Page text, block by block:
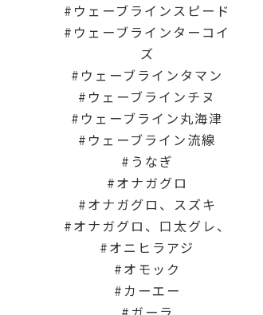
ウェーブラインスピード
ウェーブラインターコイ
ズ
ウェーブラインタマン
ウェーブラインチヌ
ウェーブライン丸海津
ウェーブライン流線
うなぎ
オナガグロ
オナガグロ、スズキ
オナガグロ、口太グレ、
オニヒラアジ
オモック
カーエー